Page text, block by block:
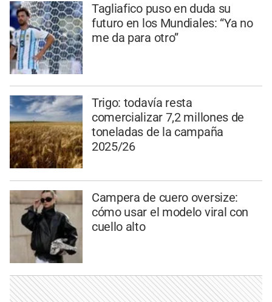
Tagliafico puso en duda su
futuro en los Mundiales: “Ya no
me da para otro”
Trigo: todavía resta
comercializar 7,2 millones de
toneladas de la campaña
2025/26
Campera de cuero oversize:
cómo usar el modelo viral con
cuello alto